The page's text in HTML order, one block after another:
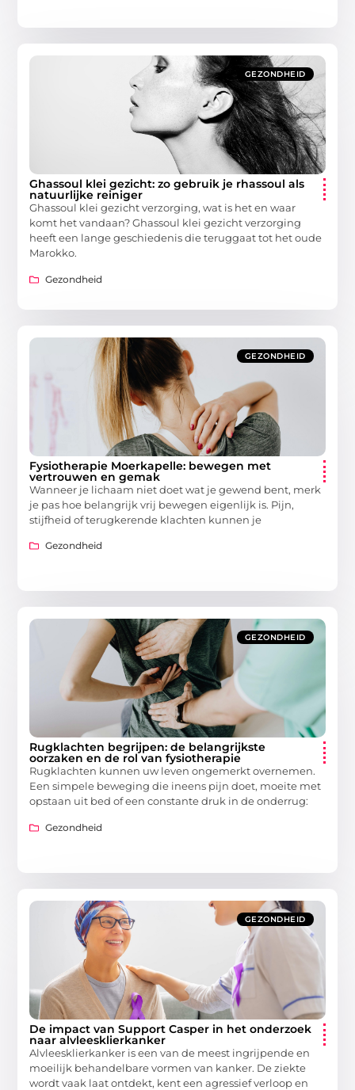
GEZONDHEID
Ghassoul klei gezicht: zo gebruik je rhassoul als
natuurlijke reiniger
Ghassoul klei gezicht verzorging, wat is het en waar
komt het vandaan? Ghassoul klei gezicht verzorging
heeft een lange geschiedenis die teruggaat tot het oude
Marokko.
Gezondheid
GEZONDHEID
Fysiotherapie Moerkapelle: bewegen met
vertrouwen en gemak
Wanneer je lichaam niet doet wat je gewend bent, merk
je pas hoe belangrijk vrij bewegen eigenlijk is. Pijn,
stijfheid of terugkerende klachten kunnen je
Gezondheid
GEZONDHEID
Rugklachten begrijpen: de belangrijkste
oorzaken en de rol van fysiotherapie
Rugklachten kunnen uw leven ongemerkt overnemen.
Een simpele beweging die ineens pijn doet, moeite met
opstaan uit bed of een constante druk in de onderrug:
Gezondheid
GEZONDHEID
De impact van Support Casper in het onderzoek
naar alvleesklierkanker
Alvleesklierkanker is een van de meest ingrijpende en
moeilijk behandelbare vormen van kanker. De ziekte
wordt vaak laat ontdekt, kent een agressief verloop en